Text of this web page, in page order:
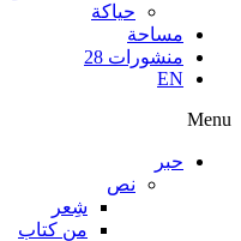
حياكة
مساحة
منشورات 28
EN
Menu
حبر
نص
شِعر
من كتاب